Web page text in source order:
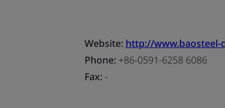
Website: http://www.baosteel-
Phone:+86-0591-6258 6086
Fax:-